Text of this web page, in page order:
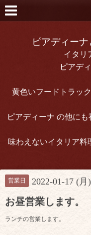
ピアディー
イタリ
ピアデ
黄色いフードトラッ
ピアディーナ の他に
味わえないイタリア料
営業日 2022-01-17 (月)
お昼営業します。
ランチの営業します。